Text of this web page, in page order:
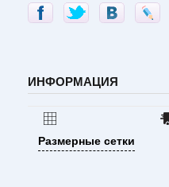
ИНФОРМАЦИЯ
Размерные сетки